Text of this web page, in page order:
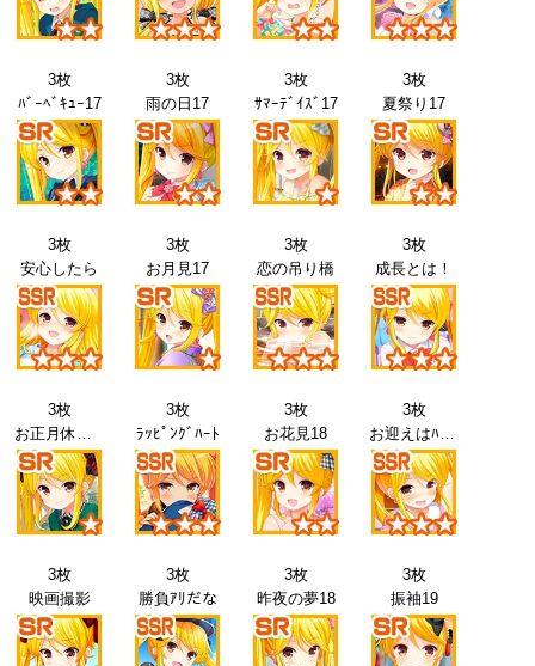
3枚
ﾊﾞｰﾍﾞｷｭｰ17
3枚
雨の日17
3枚
ｻﾏｰﾃﾞｲｽﾞ17
3枚
夏祭り17
3枚
安心したら
3枚
お月見17
3枚
恋の吊り橋
3枚
成長とは！
3枚
お正月休み18
3枚
ﾗｯﾋﾟﾝｸﾞﾊｰﾄ
3枚
お花見18
3枚
お迎えはﾊﾟﾊﾟ
3枚
映画撮影
3枚
勝負ｱﾘだな
3枚
昨夜の夢18
3枚
振袖19